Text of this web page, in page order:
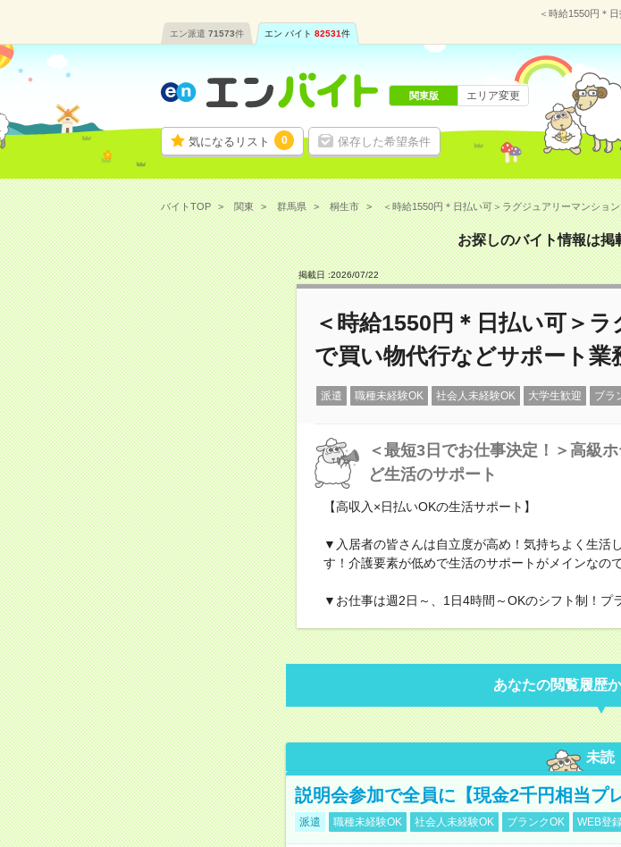
＜時給1550円＊
エン派遣 71573件 エン バイト 82531件
気になるリスト 0 保存した希望条件
関東版 エリア変更
バイトTOP 関東 群馬県 桐生市 ＜時給1550円＊日払い可＞ラグジュアリーマンショ
お探しのバイト情報は掲
掲載日 :2026/07/22
＜時給1550円＊日払い可＞
で買い物代行などサポート業
派遣 職種未経験OK 社会人未経験OK 大学生歓迎 ブラ
＜最短3日でお仕事決定！＞高級
ど生活のサポート
【高収入×日払いOKの生活サポート】
▼入居者の皆さんは自立度が高め！気持ちよく生活
す！介護要素が低めで生活のサポートがメインなの
▼お仕事は週2日～、1日4時間～OKのシフト制！プ
あなたの閲覧履歴
未読
説明会参加で全員に【現金2千円相当プ
派遣 職種未経験OK 社会人未経験OK ブランクOK WEB登